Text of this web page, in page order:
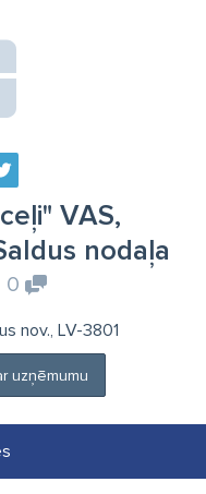
VAS,
nodaļa
0
nov., LV-3801
uzņēmumu